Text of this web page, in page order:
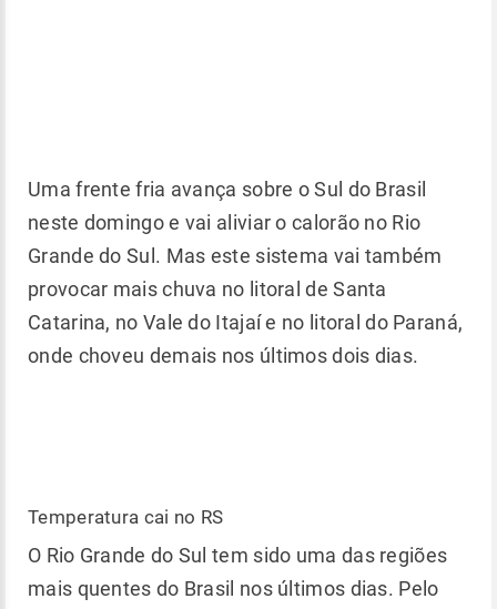
Uma frente fria avança sobre o Sul do Brasil
neste domingo e vai aliviar o calorão no Rio
Grande do Sul. Mas este sistema vai também
provocar mais chuva no litoral de Santa
Catarina, no Vale do Itajaí e no litoral do Paraná,
onde choveu demais nos últimos dois dias.
Temperatura cai no RS
O Rio Grande do Sul tem sido uma das regiões
mais quentes do Brasil nos últimos dias. Pelo